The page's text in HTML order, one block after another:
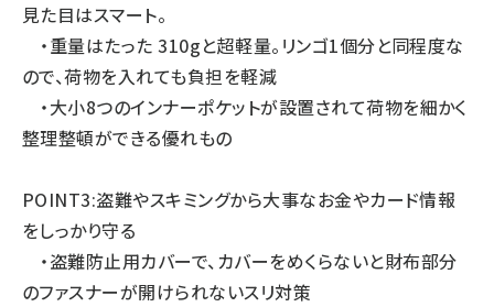
見た目はスマート。
・重量はたった 310gと超軽量。リンゴ1個分と同程度な
ので、荷物を入れても負担を軽減
・大小8つのインナーポケットが設置されて荷物を細かく
整理整頓ができる優れもの
POINT3:盗難やスキミングから大事なお金やカード情報
をしっかり守る
・盗難防止用カバーで、カバーをめくらないと財布部分
のファスナーが開けられないスリ対策